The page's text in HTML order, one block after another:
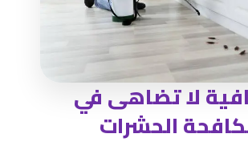
لا تضاهى في
الحشرات